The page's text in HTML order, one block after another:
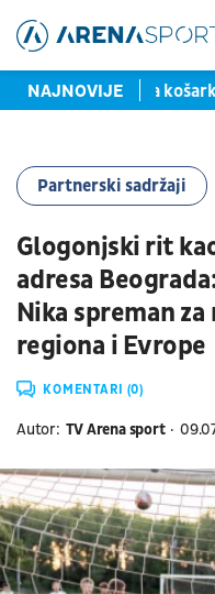
NAJNOVIJE
Cene za košarkaško
Partnerski sadržaji
Glogonjski rit
adresa
Nika spreman
regiona i Evrope
KOMENTARI (0)
Autor: TV Arena sport